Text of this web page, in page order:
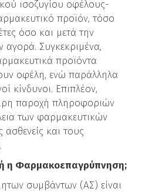
ισοζυγίου οφέλους-
προϊόν, τόσο
όσο και μετά την
Συγκεκριμένα,
προϊόντα
οφέλη, ενώ παράλληλα
κίνδυνοι. Επιπλέον,
παροχή πληροφοριών
των φαρμακευτικών
και τους
η Φαρμακοεπαγρύπνηση;
συμβάντων (ΑΣ) είναι